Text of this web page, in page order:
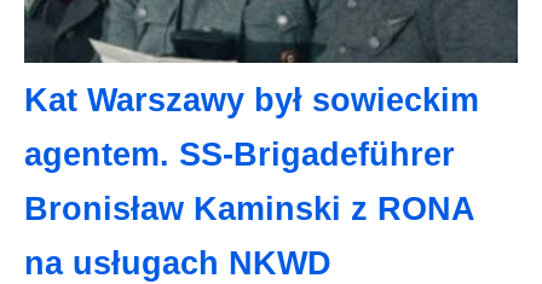
Kat Warszawy był sowieckim
agentem. SS-Brigadeführer
Bronisław Kaminski z RONA
na usługach NKWD